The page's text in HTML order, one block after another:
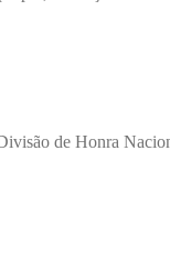
de Honra